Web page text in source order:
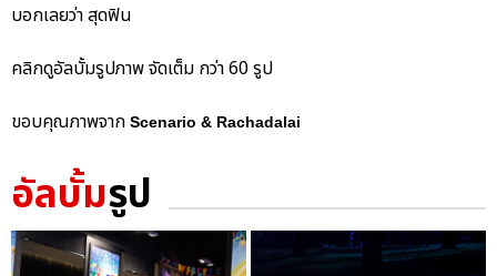
บอกเลยว่า สุดฟิน
คลิกดูอัลบั้มรูปภาพ จัดเต็ม กว่า 60 รูป
ขอบคุณภาพจาก Scenario & Rachadalai
อัลบั้มรูป